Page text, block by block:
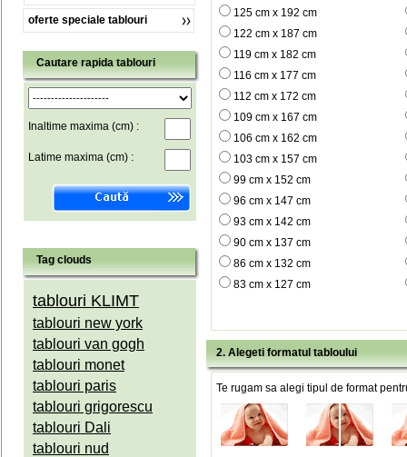
oferte speciale tablouri
Cautare rapida tablouri
Inaltime maxima (cm) :
Latime maxima (cm) :
Tag clouds
tablouri KLIMT
tablouri new york
tablouri van gogh
tablouri monet
tablouri paris
tablouri grigorescu
tablouri Dali
tablouri nud
125 cm x 192 cm
122 cm x 187 cm
119 cm x 182 cm
116 cm x 177 cm
112 cm x 172 cm
109 cm x 167 cm
106 cm x 162 cm
103 cm x 157 cm
99 cm x 152 cm
96 cm x 147 cm
93 cm x 142 cm
90 cm x 137 cm
86 cm x 132 cm
83 cm x 127 cm
2. Alegeti formatul tabloului
Te rugam sa alegi tipul de format